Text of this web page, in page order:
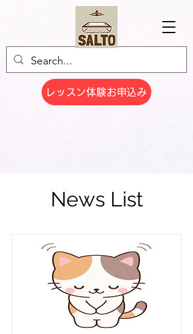
レッスン体験お申込み
News List